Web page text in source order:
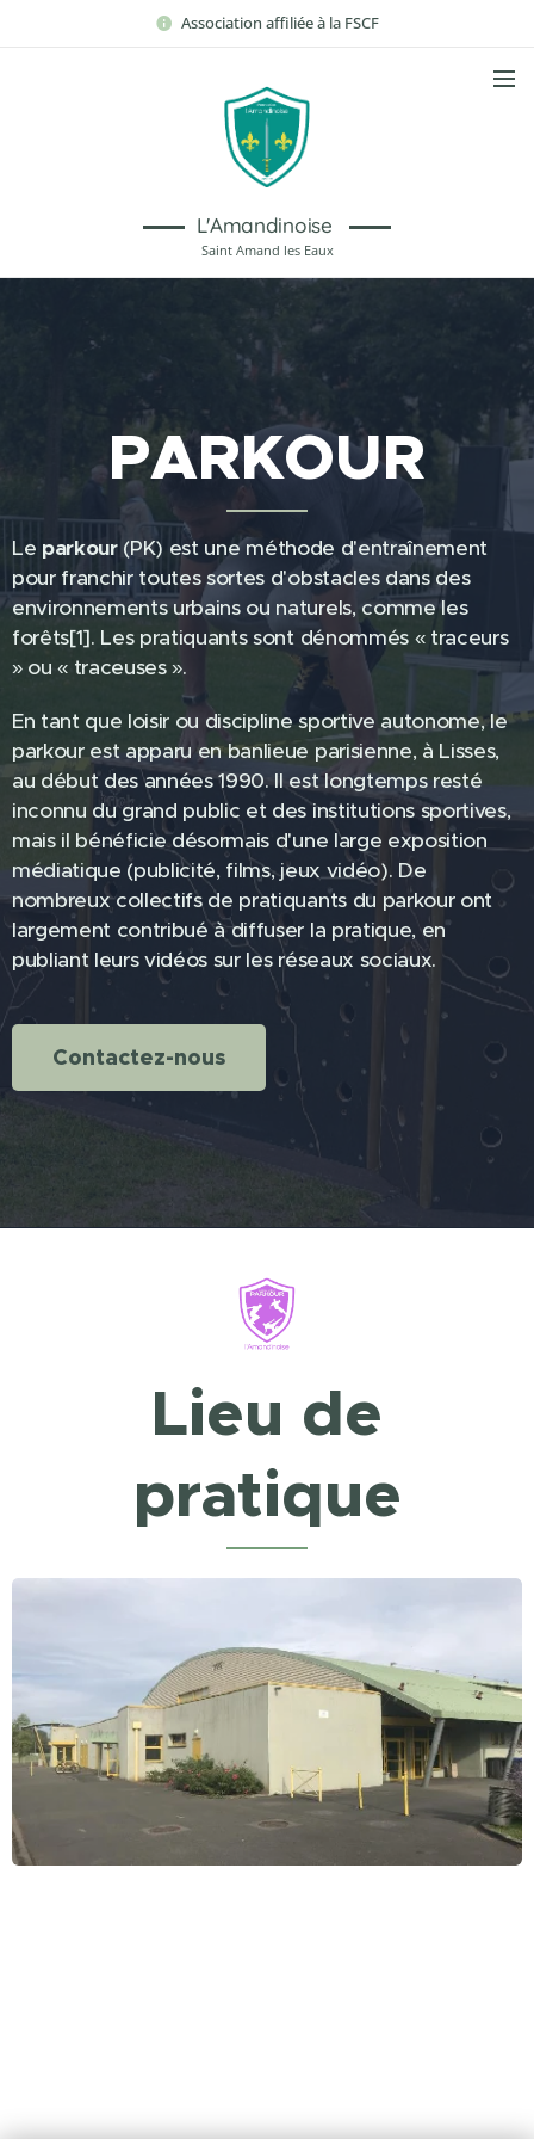
Association affiliée à la FSCF
L'Amandinoise
Saint Amand les Eaux
PARKOUR
Le parkour(PK) est une méthode d'entraînement
pour franchir toutes sortes d'obstacles dans des
environnements urbains ou naturels, comme les
forêts[1]. Les pratiquants sont dénommés « traceurs
» ou « traceuses ».
En tant que loisir ou discipline sportive autonome, le
parkour est apparu en banlieue parisienne, à Lisses,
au début des années 1990. Il est longtemps resté
inconnu du grand public et des institutions sportives,
mais il bénéficie désormais d'une large exposition
médiatique (publicité, films, jeux vidéo). De
nombreux collectifs de pratiquants du parkour ont
largement contribué à diffuser la pratique, en
publiant leurs vidéos sur les réseaux sociaux.
Contactez-nous
Lieu de
pratique